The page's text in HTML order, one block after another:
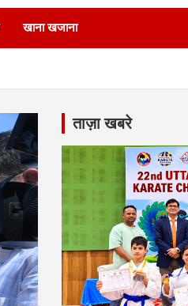
खाना खजाना
ताज़ा खबरे